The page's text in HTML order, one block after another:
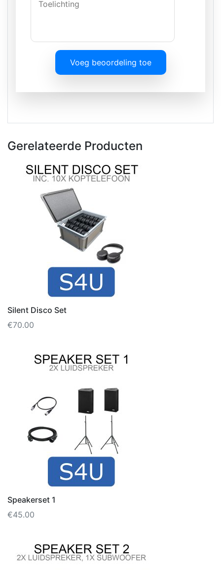
Voeg beoordeling toe
Gerelateerde Producten
Silent Disco Set
€70.00
Speakerset 1
€45.00